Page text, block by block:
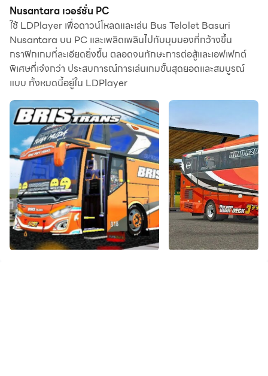
Nusantara เวอร์ชั่น PC
ใช้ LDPlayer เพื่อดาวน์โหลดและเล่น Bus Telolet Basuri
Nusantara บน PC และเพลิดเพลินไปกับมุมมองที่กว้างขึ้น
กราฟิกเกมที่ละเอียดยิ่งขึ้น ตลอดจนทักษะการต่อสู้และเอฟเฟกต์
พิเศษที่เจ๋งกว่า ประสบการณ์การเล่นเกมขั้นสุดยอดและสมบูรณ์
แบบ ทั้งหมดนี้อยู่ใน LDPlayer